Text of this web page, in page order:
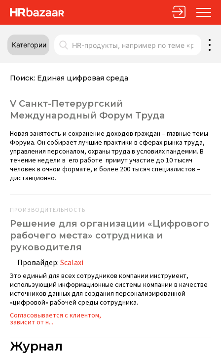
Категории
Поиск: Единая цифровая среда
V Санкт-Петерургский
Международный Форум Труда
Новая занятость и сохранение доходов граждан – главные темы
Форума. Он собирает лучшие практики в сферах рынка труда,
управления персоналом, охраны труда в условиях пандемии. В
течение недели в его работе примут участие до 10 тысяч
человек в очном формате, и более 200 тысяч специалистов –
дистанционно.
ПРОИЗВОДИТЕЛЬНОСТЬ
Решение для организации «Цифрового
рабочего места» сотрудника и
руководителя
Провайдер: Scalaxi
Это единый для всех сотрудников компании инструмент,
использующий информационные системы компании в качестве
источников данных для создания персонализированной
«цифровой» рабочей среды сотрудника.
Согласовывается с клиентом,
зависит от н...
Журнал